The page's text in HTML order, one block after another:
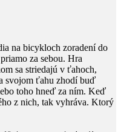
na bicykloch zoradení do
za sebou. Hra
sa striedajú v ťahoch,
svojom ťahu zhodí buď
toho hneď za ním. Keď
z nich, tak vyhráva. Ktorý